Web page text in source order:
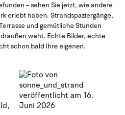
– sehen Sie jetzt, wie andere
erlebt haben. Strandspaziergänge,
und gemütliche Stunden
weht. Echte Bilder, echte
schon bald Ihre eigenen.